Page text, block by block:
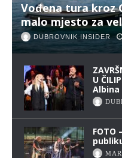
Vođena tura kroz
malo mjesto za
DUBROVNIK INSIDER
U
Albina
FOTO